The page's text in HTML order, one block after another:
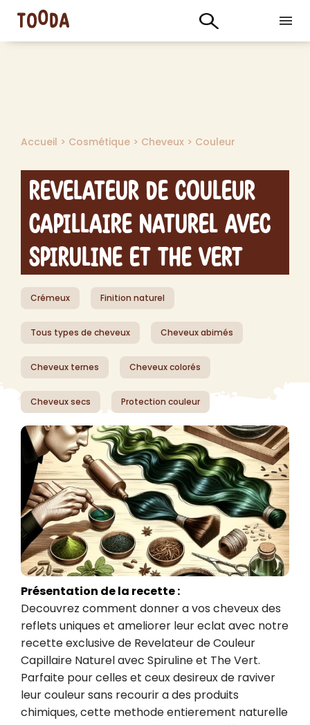
Accueil > Cosmétique > Cheveux > Couleur
Revelateur de Couleur
Capillaire Naturel avec
Spiruline et The Vert
Crémeux Finition naturel
Tous types de cheveux Cheveux abimés
Cheveux ternes Cheveux colorés
Cheveux secs Protection couleur
Présentation de la recette :
Decouvrez comment donner a vos cheveux des
reflets uniques et ameliorer leur eclat avec notre
recette exclusive de Revelateur de Couleur
Capillaire Naturel avec Spiruline et The Vert.
Parfaite pour celles et ceux desireux de raviver
leur couleur sans recourir a des produits
chimiques, cette methode entierement naturelle